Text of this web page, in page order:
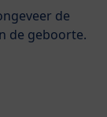
de
de geboorte.